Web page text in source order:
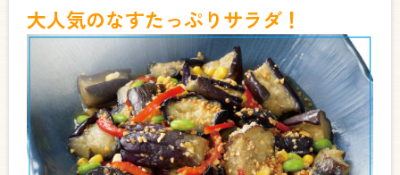
大人気のなすたっぷりサラダ！